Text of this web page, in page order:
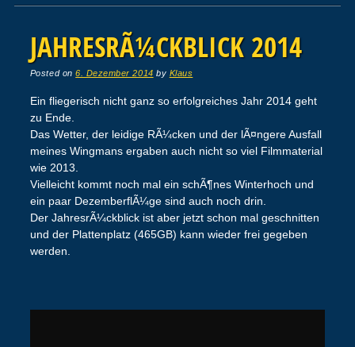
JAHRESRÃ¼CKBLICK 2014
Posted on6. Dezember 2014 by Klaus
Ein fliegerisch nicht ganz so erfolgreiches Jahr 2014 geht
zu Ende.
Das Wetter, der leidige RÃ¼cken und der lÃ¤ngere Ausfall
meines Wingmans ergaben auch nicht so viel Filmmaterial
wie 2013.
Vielleicht kommt noch mal ein schÃ¶nes Winterhoch und
ein paar DezemberflÃ¼ge sind auch noch drin.
Der JahresrÃ¼ckblick ist aber jetzt schon mal geschnitten
und der Plattenplatz (465GB) kann wieder frei gegeben
werden.